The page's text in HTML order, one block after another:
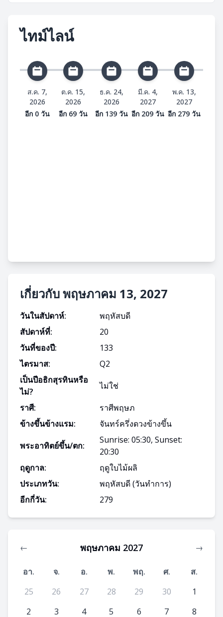
ไทม์ไลน์
ส.ค. 7,
2026
อีก 0 วัน
ต.ค. 15,
2026
อีก 69 วัน
ธ.ค. 24,
2026
อีก 139 วัน
มี.ค. 4,
2027
อีก 209 วัน
พ.ค. 13,
2027
อีก 279 วัน
เกี่ยวกับ พฤษภาคม 13, 2027
วันในสัปดาห์:
พฤหัสบดี
สัปดาห์ที่:
20
วันที่ของปี:
133
ไตรมาส:
Q2
เป็นปีอธิกสุรทินหรือ
ไม่?
ไม่ใช่
ราศี:
ราศีพฤษภ
ข้างขึ้นข้างแรม:
จันทร์ครึ่งดวงข้างขึ้น
พระอาทิตย์ขึ้น/ตก:
Sunrise: 05:30, Sunset:
20:30
ฤดูกาล:
ฤดูใบไม้ผลิ
ประเภทวัน:
พฤหัสบดี(วันทำการ)
อีกกี่วัน:
279
← พฤษภาคม 2027 →
อา. จ. อ. พ. พฤ. ศ.
ส.
25
26 27 28 29 30
1
2
3 4 5 6 7 8